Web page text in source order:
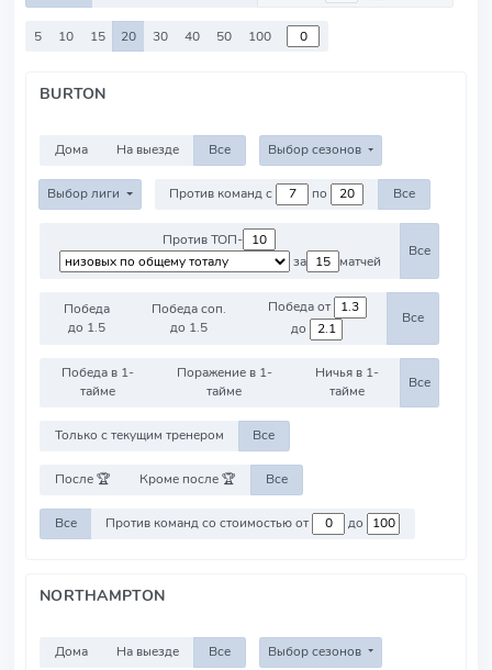
5 10 15 20 30 40 50 100
BURTON
Дома На выезде Все Выбор сезонов
Выбор лиги Против команд с по Все
Против ТОП-
за
матчей
Все
Победа
до 1.5
Победа соп.
до 1.5
Победа от
до
Все
Победа в 1-
тайме
Поражение в 1-
тайме
Ничья в 1-
тайме
Все
Только с текущим тренером Все
После 🏆 Кроме после 🏆 Все
Все Против команд со стоимостью от до
NORTHAMPTON
Дома На выезде Все Выбор сезонов